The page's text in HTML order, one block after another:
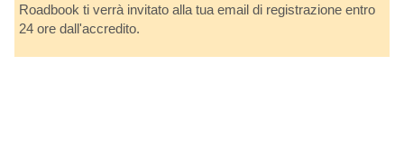
Roadbook ti verrà invitato alla tua email di registrazione entro
24 ore dall'accredito.